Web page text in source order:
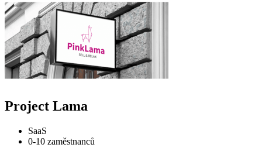
Project Lama
SaaS
0-10 zaměstnanců